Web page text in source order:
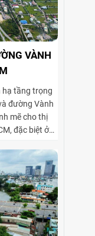
VÀNH
hạ tầng trọng
đường Vành
mẽ cho thị
đặc biệt ở
mạng lưới
thời gian di
tâm, mở
các khu đô
và cụm văn
Sự kết hợp
tầng đồng bộ